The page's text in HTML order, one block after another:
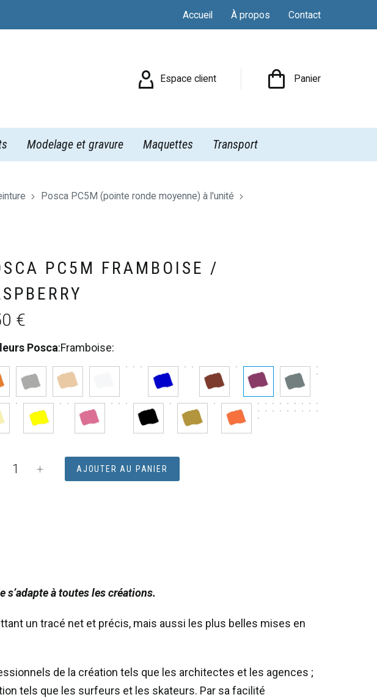
Accueil À propos Contact
 Espace client Panier
Modelage et gravure Maquettes Transport
Posca PC5M (pointe ronde moyenne) à l'unité
PC5M FRAMBOISE /
€
Posca:Framboise
+ AJOUTER AU PANIER
à toutes les créations.
un tracé net et précis, mais aussi les plus belles mises en
de la création tels que les architectes et les agences ;
tels que les surfeurs et les skateurs. Par sa facilité